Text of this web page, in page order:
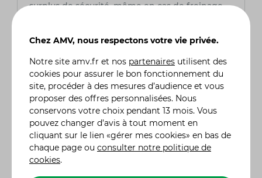
surplus de sécurité, même en cas de freinage
Quel type de permis est nécessaire pour
conduire le Pink Style 125 ?
Pour conduire un Pink Style 125, il faut être
titulaire du permis A1 (accessible dès 16 ans), ou
du permis B (voiture), à condition d’avoir suivi la
formation de 7 heures obligatoire pour les
125cm³. Ce modèle est donc accessible à un
large public, y compris aux automobilistes
souhaitant passer au deux-roues.
Chez AMV, nous respectons votre vie privée.
Notre site amv.fr et nos partenaires utilisent des
cookies pour assurer le bon fonctionnement du
site, procéder à des mesures d’audience et vous
proposer des offres personnalisées. Nous
conservons votre choix pendant 13 mois. Vous
pouvez changer d’avis à tout moment en
cliquant sur le lien «gérer mes cookies» en bas de
chaque page ou consulter notre politique de
cookies.